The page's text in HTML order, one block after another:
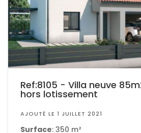
Ref:8105 - Villa neuve
hors lotissement
AJOUTÉ LE 1 JUILLET 2021
Surface: 350 m²